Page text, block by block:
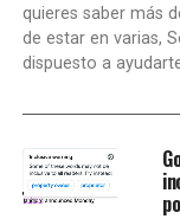
quieres saber más
de estar en varias,
dispuesto a